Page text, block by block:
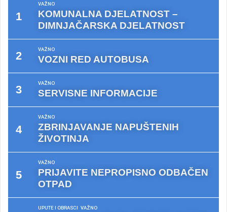
VAŽNO
KOMUNALNA DJELATNOST –
DIMNJAČARSKA DJELATNOST
VAŽNO
VOZNI RED AUTOBUSA
VAŽNO
SERVISNE INFORMACIJE
VAŽNO
ZBRINJAVANJE NAPUŠTENIH
ŽIVOTINJA
VAŽNO
PRIJAVITE NEPROPISNO ODBAČEN
OTPAD
UPUTE I OBRASCI VAŽNO